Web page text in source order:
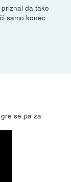
da tako
samo konec
se pa za